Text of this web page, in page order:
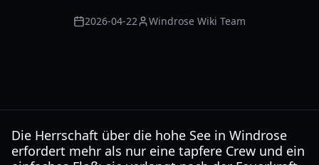
2026-04-22 Windrose Wiki Team
Die Herrschaft über die hohe See in Windrose
erfordert mehr als nur eine tapfere Crew und ein